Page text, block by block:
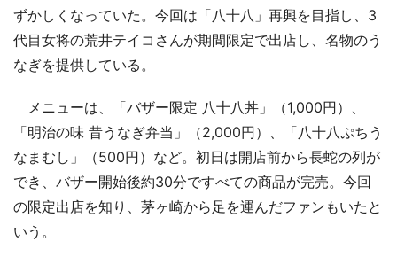
ずかしくなっていた。今回は「八十八」再興を目指し、3
代目女将の荒井テイコさんが期間限定で出店し、名物のう
なぎを提供している。
メニューは、「バザー限定 八十八丼」（1,000円）、
「明治の味 昔うなぎ弁当」（2,000円）、「八十八ぷちう
なまむし」（500円）など。初日は開店前から長蛇の列が
でき、バザー開始後約30分ですべての商品が完売。今回
の限定出店を知り、茅ヶ崎から足を運んだファンもいたと
いう。